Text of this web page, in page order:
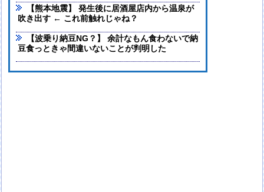
【熊本地震】 発生後に居酒屋店内から温泉が
吹き出す ← これ前触れじゃね？
【波乗り納豆NG？】 余計なもん食わないで納
豆食っときゃ間違いないことが判明した